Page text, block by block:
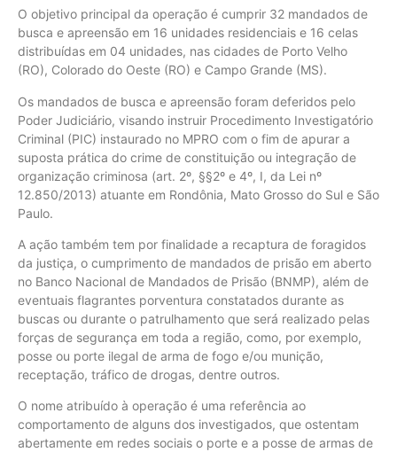
O objetivo principal da operação é cumprir 32 mandados de
busca e apreensão em 16 unidades residenciais e 16 celas
distribuídas em 04 unidades, nas cidades de Porto Velho
(RO), Colorado do Oeste (RO) e Campo Grande (MS).
Os mandados de busca e apreensão foram deferidos pelo
Poder Judiciário, visando instruir Procedimento Investigatório
Criminal (PIC) instaurado no MPRO com o fim de apurar a
suposta prática do crime de constituição ou integração de
organização criminosa (art. 2º, §§2º e 4º, I, da Lei nº
12.850/2013) atuante em Rondônia, Mato Grosso do Sul e São
Paulo.
A ação também tem por finalidade a recaptura de foragidos
da justiça, o cumprimento de mandados de prisão em aberto
no Banco Nacional de Mandados de Prisão (BNMP), além de
eventuais flagrantes porventura constatados durante as
buscas ou durante o patrulhamento que será realizado pelas
forças de segurança em toda a região, como, por exemplo,
posse ou porte ilegal de arma de fogo e/ou munição,
receptação, tráfico de drogas, dentre outros.
O nome atribuído à operação é uma referência ao
comportamento de alguns dos investigados, que ostentam
abertamente em redes sociais o porte e a posse de armas de